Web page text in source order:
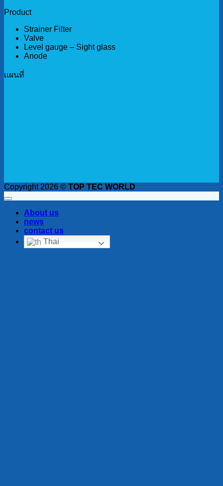
Product
Strainer Filter
Valve
Level gauge – Sight glass
Anode
เเผนที่
Copyright 2026 © TOP TEC WORLD
About us
news
contact us
Thai